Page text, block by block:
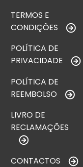
TERMOS E
CONDIÇÕES
POLÍTICA DE
PRIVACIDADE
POLÍTICA DE
REEMBOLSO
LIVRO DE
RECLAMAÇÕES
CONTACTOS